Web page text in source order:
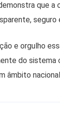
que
seguro
e orgulho
do sistema
âmbito